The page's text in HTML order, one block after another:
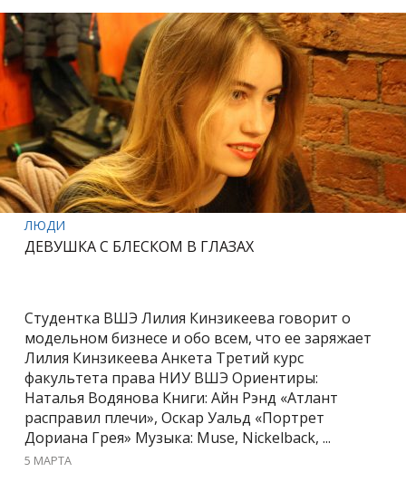
ЛЮДИ
ДЕВУШКА С БЛЕСКОМ В ГЛАЗАХ
Студентка ВШЭ Лилия Кинзикеева говорит о
модельном бизнесе и обо всем, что ее заряжает
Лилия Кинзикеева Анкета Третий курс
факультета права НИУ ВШЭ Ориентиры:
Наталья Водянова Книги: Айн Рэнд «Атлант
расправил плечи», Оскар Уальд «Портрет
Дориана Грея» Музыка: Muse, Nickelback, ...
5 МАРТА